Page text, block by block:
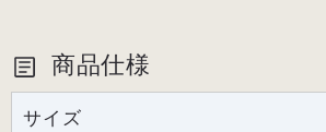
商品仕様
サイズ